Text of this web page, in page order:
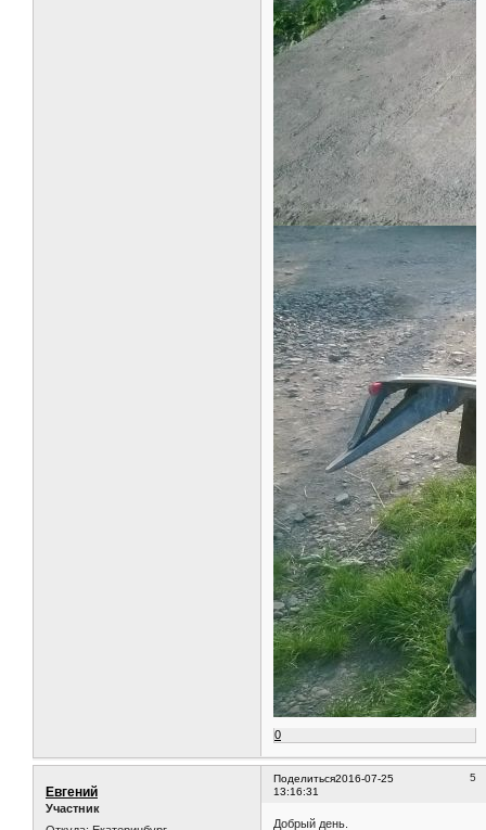
0
Поделиться 5
2016-07-25
13:16:31
Евгений
Участник
Добрый день.